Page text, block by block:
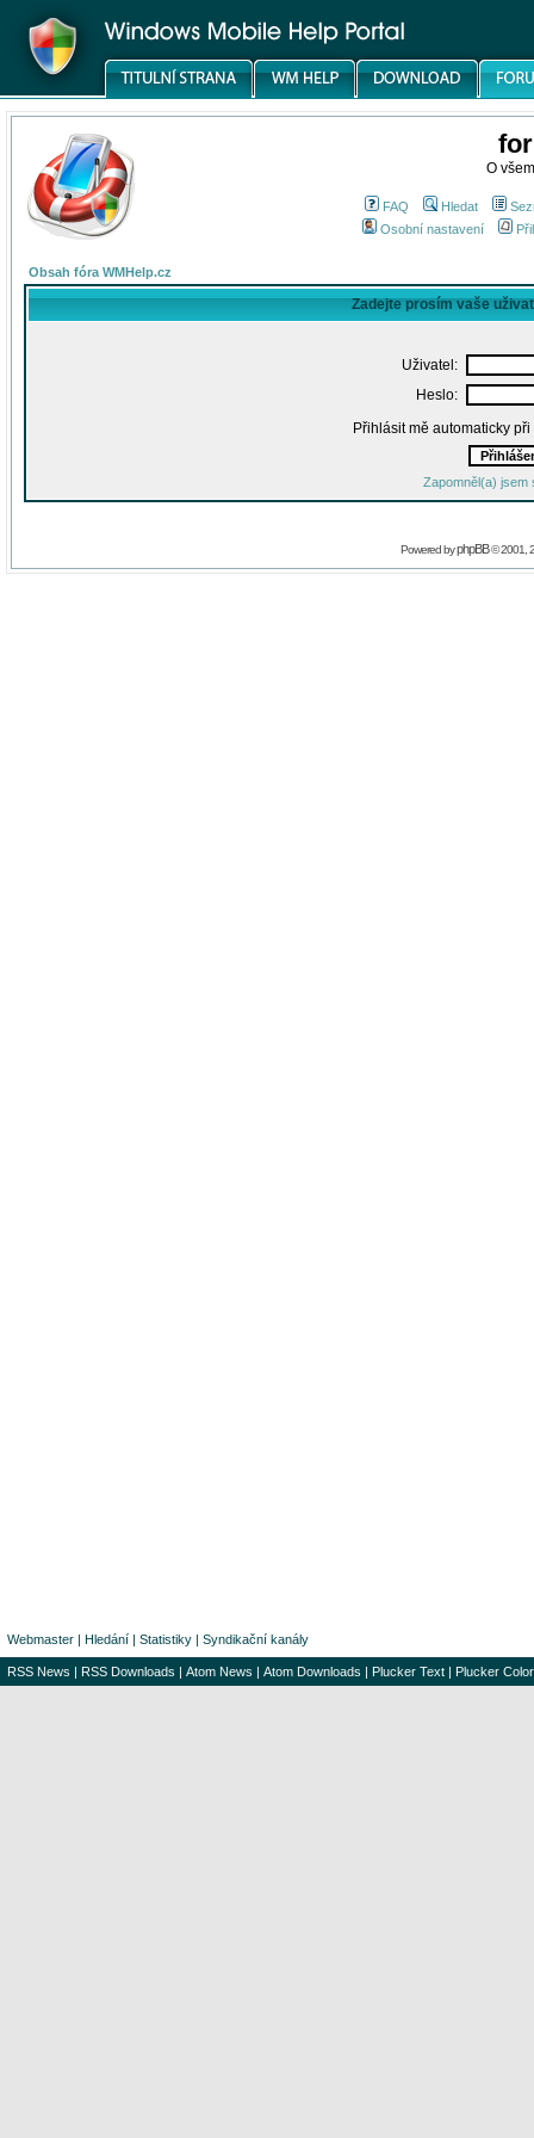
O
FAQ Hledat
Osobní nastavení
Obsah fóra WMHelp.cz
Zadejte prosím vaše
Uživatel:
Heslo:
Přihlásit mě automaticky
Zapomněl(a) jsem
Powered byphpBB© 2001,
Webmaster | Hledání | Statistiky | Syndikační kanály
RSS News | RSS Downloads | Atom News | Atom Downloads | Plucker Text | Plucker Color